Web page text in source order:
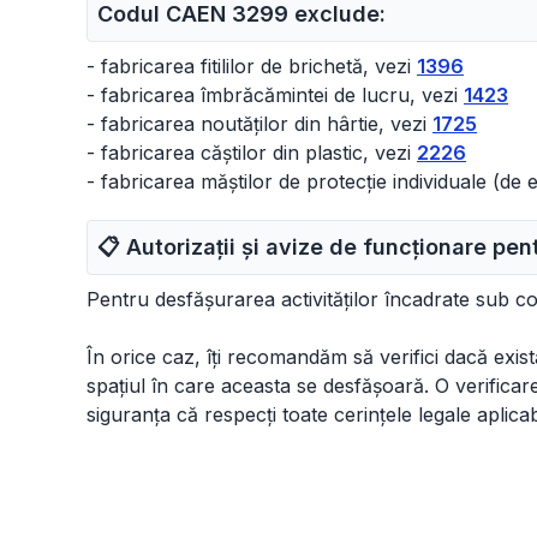
Codul CAEN 3299 exclude:
- fabricarea fitililor de brichetă, vezi 1396
- fabricarea îmbrăcămintei de lucru, vezi 1423
- fabricarea noutăților din hârtie, vezi 1725
- fabricarea căștilor din plastic, vezi 2226
- fabricarea măștilor de protecție individuale (de
📋 Autorizații și avize de funcționare
Pentru desfășurarea activităților încadrate sub
În orice caz, îți recomandăm să verifici dacă
spațiul în care aceasta se desfășoară. O
siguranța că respecți toate cerințele legale